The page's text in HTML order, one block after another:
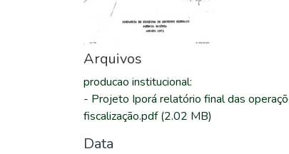
Arquivos
producao institucional:
- Projeto Iporá relatório final das
fiscalização.pdf(2.02 MB)
Data